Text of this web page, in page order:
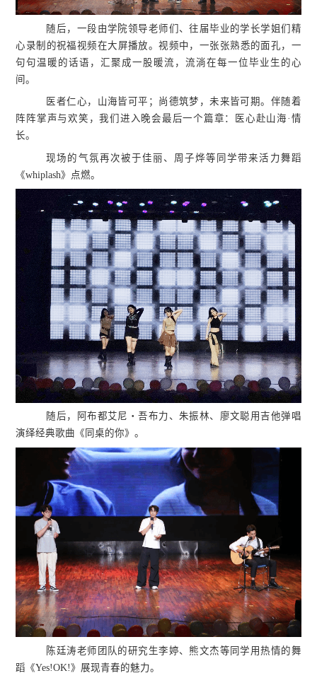
随后，一段由学院领导老师们、往届毕业的学长学姐们精
心录制的祝福视频在大屏播放。视频中，一张张熟悉的面孔，一
句句温暖的话语，汇聚成一股暖流，流淌在每一位毕业生的心
间。
医者仁心，山海皆可平；尚德筑梦，未来皆可期。伴随着
阵阵掌声与欢笑，我们进入晚会最后一个篇章：医心赴山海·情
长。
现场的气氛再次被于佳丽、周子烨等同学带来活力舞蹈
《whiplash》点燃。
随后，阿布都艾尼・吾布力、朱振林、廖文聪用吉他弹唱
演绎经典歌曲《同桌的你》。
陈廷涛老师团队的研究生李婷、熊文杰等同学用热情的舞
蹈《Yes!OK!》展现青春的魅力。